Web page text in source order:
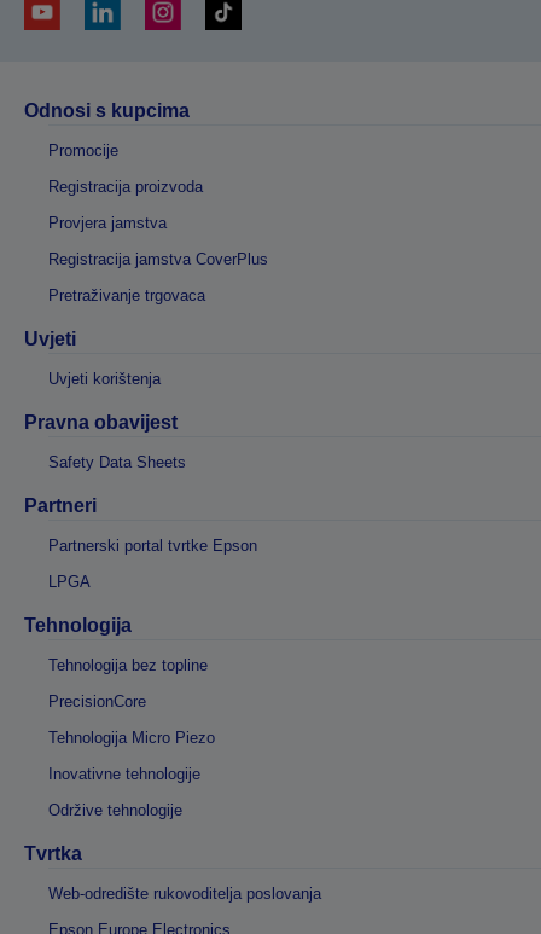
Odnosi s kupcima
Promocije
Registracija proizvoda
Provjera jamstva
Registracija jamstva CoverPlus
Pretraživanje trgovaca
Uvjeti
Uvjeti korištenja
Pravna obavijest
Safety Data Sheets
Partneri
Partnerski portal tvrtke Epson
LPGA
Tehnologija
Tehnologija bez topline
PrecisionCore
Tehnologija Micro Piezo
Inovativne tehnologije
Održive tehnologije
Tvrtka
Web-odredište rukovoditelja poslovanja
Epson Europe Electronics